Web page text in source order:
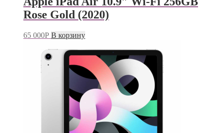
Rose Gold (2020)
65 000Р В корзину